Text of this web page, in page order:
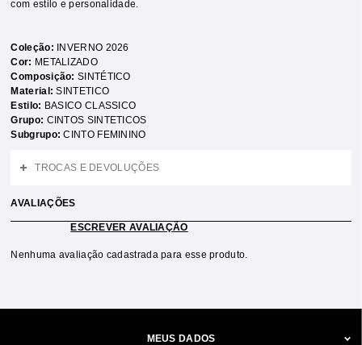
com estilo e personalidade.
Coleção:
INVERNO 2026
Cor: METALIZADO
Composição:SINTÉTICO
Material:SINTETICO
Estilo: BASICO CLASSICO
Grupo: CINTOS SINTETICOS
Subgrupo:CINTO FEMININO
TROCAS E DEVOLUÇÕES
AVALIAÇÕES
ESCREVER AVALIAÇÃO
Nenhuma avaliação cadastrada para esse produto.
MEUS DADOS